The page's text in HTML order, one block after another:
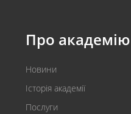
Про академію
Новини
Історія академії
Послуги